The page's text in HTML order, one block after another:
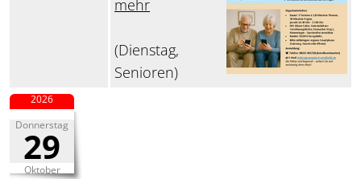
mehr
(Dienstag,
Senioren)
Donnerstag
29
Oktober
2026